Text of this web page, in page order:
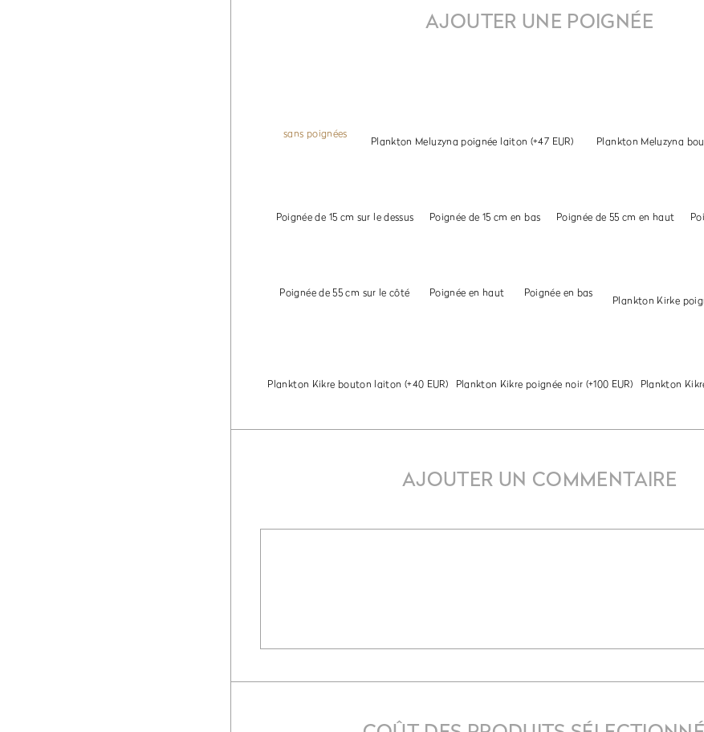
AJOUTER UNE POIGNÉE
sans poignées
Plankton Meluzyna poignée laiton (+47 EUR) Plankton Meluzyna
Poignée de 15 cm sur le dessus Poignée de 15 cm en bas Poignée de 55 cm en haut
Poignée de 55 cm sur le côté Poignée en haut Poignée en bas
Plankton Kirke
Plankton Kikre bouton laiton (+40 EUR) Plankton Kikre poignée noir (+100 EUR) Plankton
AJOUTER UN COMMENTAIRE